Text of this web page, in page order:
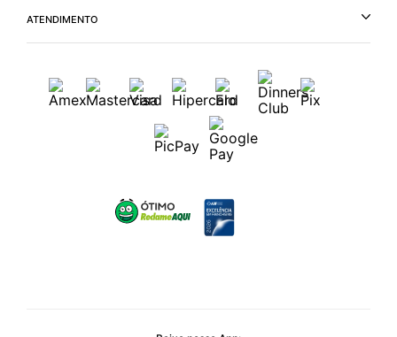
ATENDIMENTO